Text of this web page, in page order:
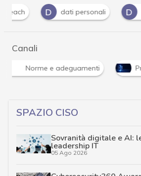
D
dati personali D Dpo
Canali
Norme e adeguamenti
SPAZIO CISO
Sovranità digitale e AI:
leadership IT
05 Ago 2026